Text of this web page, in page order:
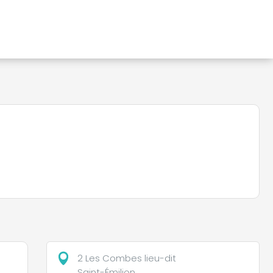
2 Les Combes lieu-dit